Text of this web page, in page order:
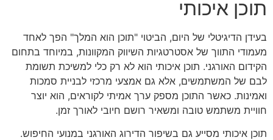
תוכן איכותי
בעידן הדיגיטלי של היום, הביטוי "תוכן הוא המלך" הפך לאחד
מעמודי התווך של אסטרטגיות השיווק המקוונות, במיוחד בתחום
הקידום האורגני. תוכן איכותי הוא לא רק כלי למשיכת תשומת
לבם של המשתמשים, אלא גם אמצעי מרכזי לבניית סמכות
ואמינות. כאשר התוכן מספק ערך אמיתי לקוראים, הוא יוצר
חוויית משתמש טובה ומשאיר רושם חיובי לאורך זמן.
תוכן איכותי מסייע גם בשיפור הדירוג האורגני במנועי החיפוש.